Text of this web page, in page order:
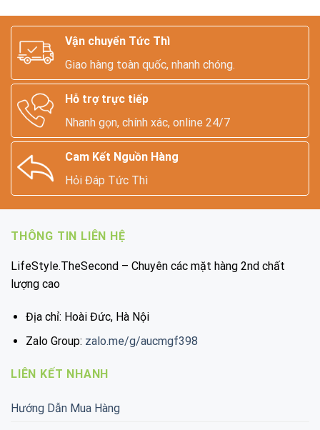
Vận chuyển Tức Thì
Giao hàng toàn quốc, nhanh chóng.
Hỗ trợ trực tiếp
Nhanh gọn, chính xác, online 24/7
Cam Kết Nguồn Hàng
Hỏi Đáp Tức Thì
THÔNG TIN LIÊN HỆ
LifeStyle.TheSecond – Chuyên các mặt hàng 2nd chất
lượng cao
Địa chỉ: Hoài Đức, Hà Nội
Zalo Group: zalo.me/g/aucmgf398
LIÊN KẾT NHANH
Hướng Dẫn Mua Hàng